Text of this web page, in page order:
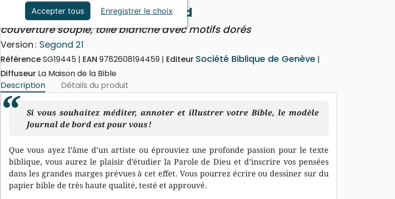
Événements actuels
Bible Segond 21 Journal de bord
couverture souple, toile blanche avec motifs dorés
Version : Segond 21
RéférenceSG19445 EAN 9782608194459 Editeur Société Biblique de Genève
Diffuseur La Maison de la Bible
Description
Détails du produit
Si vous souhaitez méditer, annoter et illustrer votre Bible, le modèle
Journal de bordest pour vous !
Que vous ayez l’âme d’un artiste ou éprouviez une profonde passion pour le texte
biblique, vous aurez le plaisir d’étudier la Parole de Dieu et d’inscrire vos pensées
dans les grandes marges prévues à cet effet. Vous pourrez écrire ou dessiner sur du
papier bible de très haute qualité, testé et approuvé.
Accepter tous Enregistrer le choix